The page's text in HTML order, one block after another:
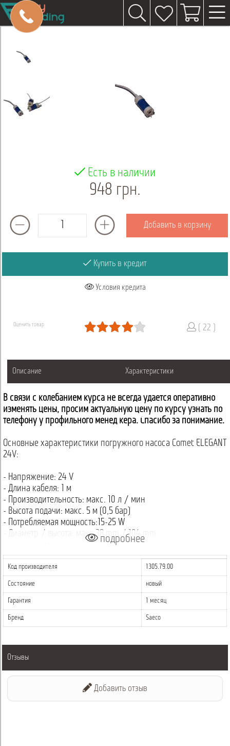
Есть в наличии
948 грн.
Добавить в корзину
Купить в кредит
Условия кредита
Оценить товар ( 22 )
Описание Характеристики
В связи с колебанием курса не всегда удается оперативно
изменять цены, просим актуальную цену по курсу узнать по
телефону у профильного менеджера. Спасибо за понимание.
Основные характеристики погружного насоса Comet ELEGANT
24V:
- Напряжение: 24 V
- Длина кабеля: 1 м
- Производительность: макс. 10 л / мин
- Высота подачи: макс. 5 м (0,5 бар)
- Потребляемая мощность:15-25 W
- Диаметр / высота: макс.38 mm / 104 mm
- Соединение: шланг диам. 10 мм
Код товара: 1305.79.00
подробнее
Код производителя 1305.79.00
Состояние новый
Гарантия 1 месяц
Бренд Saeco
Отзывы
Добавить отзыв